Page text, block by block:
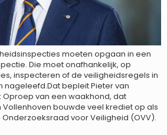
moeten opgaan in een
Die moet onafhankelijk, op
inspecteren of de veiligheidsregels in
bepleit Pieter van
Oproep van een waakhond, dat
bouwde veel krediet op als
voor Veiligheid (OVV).